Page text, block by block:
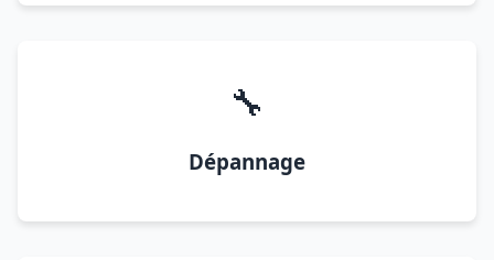
🔧
Dépannage